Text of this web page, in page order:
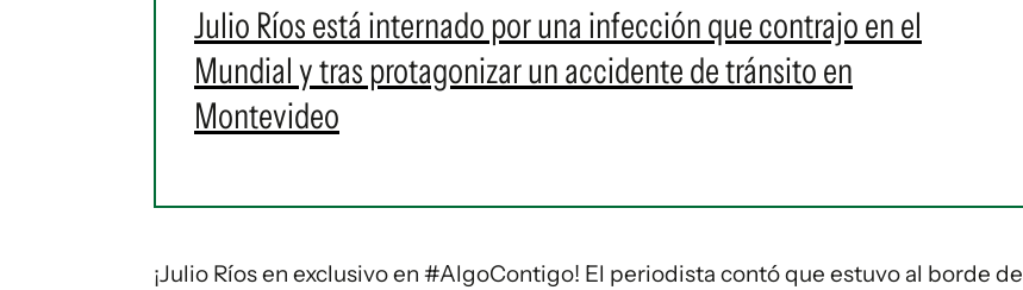
Julio Ríos está internado por una infección que contrajo en el
Mundial y tras protagonizar un accidente de tránsito en
Montevideo
¡Julio Ríos en exclusivo en #AlgoContigo! ️El periodista contó que estuvo al borde de